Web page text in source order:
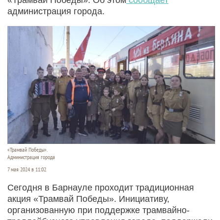
администрация города.
«Трамвай Победы».
Администрация города
7 мая 2024 в 11:02
Сегодня в Барнауле проходит традиционная
акция «Трамвай Победы». Инициативу,
организованную при поддержке трамвайно-